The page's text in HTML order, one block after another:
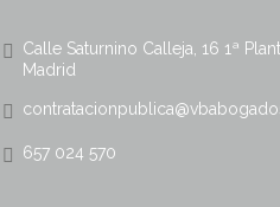
Calle Saturnino Calleja, 16 1ª
Madrid
657 024 570